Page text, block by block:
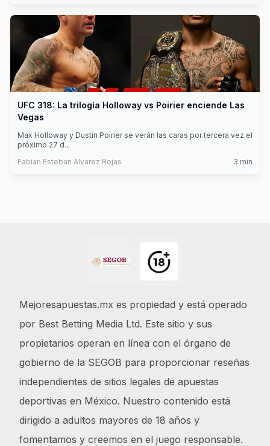
UFC 318: La trilogía Holloway vs Poirier enciende Las
Vegas
Max Holloway y Dustin Poirier se verán las caras por tercera vez el
próximo 27 d...
Fabian Esteban Alvarez Rojas
3 min
Mejoresapuestas.mx es propiedad y está operado
por Best Betting Media Ltd. Este sitio y sus
propietarios operan en línea con el órgano de
gobierno de la SEGOB para proporcionar reseñas
independientes de sitios legales de apuestas
deportivas en México. Nuestro contenido está
dirigido a adultos mayores de 18 años y
fomentamos y creemos en el juego responsable.